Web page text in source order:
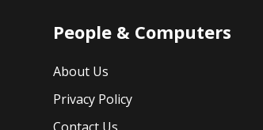
People & Computers
About Us
Privacy Policy